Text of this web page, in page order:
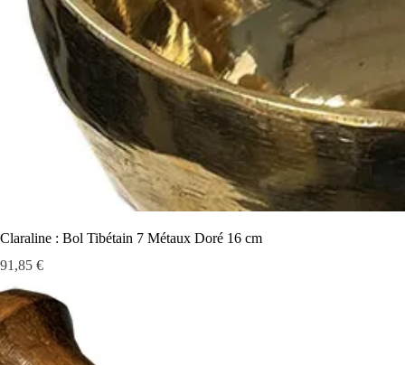
Claraline : Bol Tibétain 7 Métaux Doré 16 cm
Prix
91,85 €